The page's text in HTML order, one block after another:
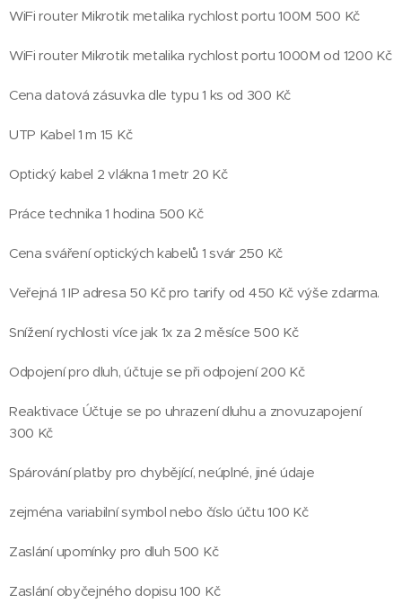
WiFi router Mikrotik metalika rychlost portu 100M 500 Kč
WiFi router Mikrotik metalika rychlost portu 1000M od 1200 Kč
Cena datová zásuvka dle typu 1 ks od 300 Kč
UTP Kabel 1 m 15 Kč
Optický kabel 2 vlákna 1 metr 20 Kč
Práce technika 1 hodina 500 Kč
Cena sváření optických kabelů 1 svár 250 Kč
Veřejná 1 IP adresa 50 Kč pro tarify od 450 Kč výše zdarma.
Snížení rychlosti více jak 1x za 2 měsíce 500 Kč
Odpojení pro dluh, účtuje se při odpojení 200 Kč
Reaktivace Účtuje se po uhrazení dluhu a znovuzapojení
300 Kč
Spárování platby pro chybějící, neúplné, jiné údaje
zejména variabilní symbol nebo číslo účtu 100 Kč
Zaslání upomínky pro dluh 500 Kč
Zaslání obyčejného dopisu 100 Kč